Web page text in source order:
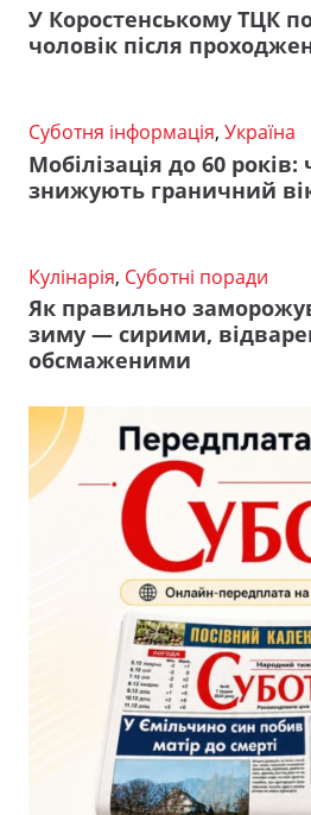
У Коростенському ТЦК
чоловік після
Суботня інформація, Україна
Мобілізація до 60
знижують граничний
Кулінарія, Суботні поради
Як правильно
зиму — сирими,
обсмаженими